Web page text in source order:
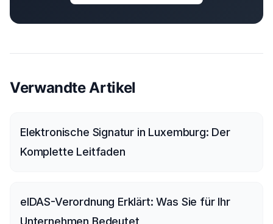
Verwandte Artikel
Elektronische Signatur in Luxemburg: Der
Komplette Leitfaden
eIDAS-Verordnung Erklärt: Was Sie für Ihr
Unternehmen Bedeutet